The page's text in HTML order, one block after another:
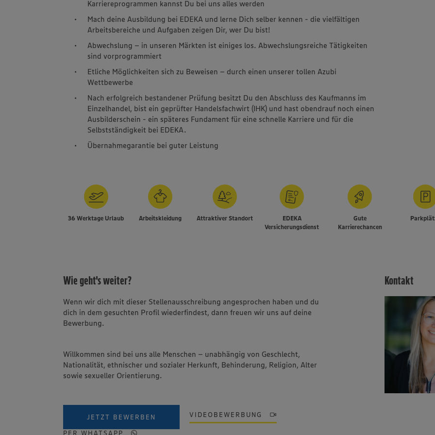
Karriereprogrammen kannst Du bei uns alles werden
Mach deine Ausbildung bei EDEKA und lerne Dich selber kennen - die vielfältigen
Arbeitsbereiche und Aufgaben zeigen Dir, wer Du bist!
Abwechslung – in unseren Märkten ist einiges los. Abwechslungsreiche Tätigkeiten
sind vorprogrammiert
Etliche Möglichkeiten sich zu Beweisen – durch einen unserer tollen Azubi
Wettbewerbe
Nach erfolgreich bestandener Prüfung besitzt Du den Abschluss des Kaufmanns im
Einzelhandel, bist ein geprüfter Handelsfachwirt (IHK) und hast obendrauf noch einen
Ausbilderschein - ein späteres Fundament für eine schnelle Karriere und für die
Selbstständigkeit bei EDEKA.
Übernahmegarantie bei guter Leistung
36 Werktage Urlaub Arbeitskleidung Attraktiver Standort
EDEKA
Versicherungsdienst
Gute
Karrierechancen
Wie geht's weiter?
Wenn wir dich mit dieser Stellenausschreibung angesprochen haben und du
dich in dem gesuchten Profil wiederfindest, dann freuen wir uns auf deine
Bewerbung.
Willkommen sind bei uns alle Menschen – unabhängig von Geschlecht,
Nationalität, ethnischer und sozialer Herkunft, Behinderung, Religion, Alter
sowie sexueller Orientierung.
JETZT BEWERBEN VIDEOBEWERBUNG
PER WHATSAPP
Kontakt